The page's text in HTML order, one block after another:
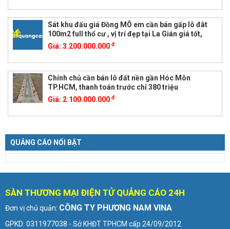
Sát khu đấu giá Đồng MÔ em cần bán gấp lô đât
100m2 full thổ cư , vị trí đẹp tại La Gián giá tốt,
Giá: 3.200.000.000 đ
Chính chủ cần bán lô đất nền gần Hóc Môn
TP.HCM, thanh toán trước chỉ 380 triệu
Giá: 2.100.000.000 đ
QUẢNG CÁO NỔI BẬT
SÀN THƯƠNG MẠI ĐIỆN TỬ QUẢNG CÁO 24H
Đơn vị chủ quản: CÔNG TY PHƯƠNG NAM VINA
GPKD: 0311977038 - Sở KHĐT TPHCM cấp 24/09/2012